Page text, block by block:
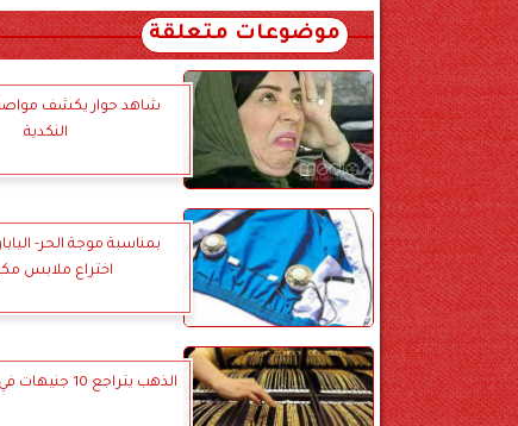
موضوعات متعلقة
شاهد حوار يكشف
النكدية
بمناسبة موجة الحر-
اختراع ملابس
الذهب يتراجع 10 جنيهات في الجرام الواحد